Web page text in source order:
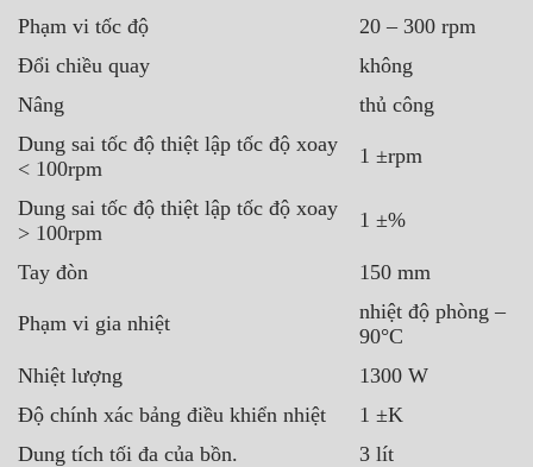
Phạm vi tốc độ
20 – 300 rpm
Đổi chiều quay
không
Nâng
thủ công
Dung sai tốc độ thiệt lập tốc độ xoay
< 100rpm
1 ±rpm
Dung sai tốc độ thiệt lập tốc độ xoay
> 100rpm
1 ±%
Tay đòn 150 mm
Phạm vi gia nhiệt
nhiệt độ phòng –
90°C
Nhiệt lượng
1300 W
Độ chính xác bảng điều khiển nhiệt
1 ±K
Dung tích tối đa của bồn.
3 lít